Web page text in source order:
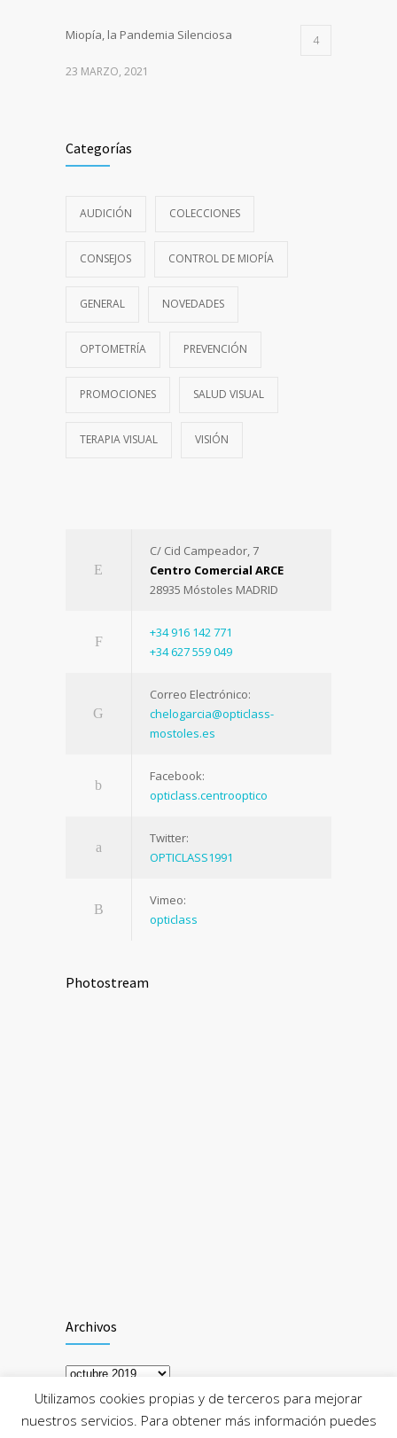
Miopía, la Pandemia Silenciosa 4
23 MARZO, 2021
Categorías
AUDICIÓN COLECCIONES
CONSEJOS CONTROL DE MIOPÍA
GENERAL NOVEDADES
OPTOMETRÍA PREVENCIÓN
PROMOCIONES SALUD VISUAL
TERAPIA VISUAL VISIÓN
C/ Cid Campeador, 7
Centro Comercial ARCE
28935 Móstoles MADRID
+34 916 142 771
+34 627 559 049
Correo Electrónico:
chelogarcia@opticlass-
mostoles.es
Facebook:
opticlass.centrooptico
Twitter:
OPTICLASS1991
Vimeo:
opticlass
Photostream
Archivos
Archivos
Utilizamos cookies propias y de terceros para mejorar
nuestros servicios. Para obtener más información puedes